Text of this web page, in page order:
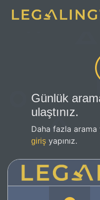
Günlük
ulaştınız.
Daha fazla
giriş yapınız.